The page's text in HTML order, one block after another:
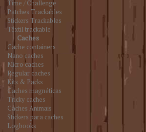
Time / Challenge
Patches Trackables
Stickers Trackables
Têxtil trackable
Caches
Cache containers
Nano caches
Micro caches
Regular caches
Kits & Packs
Caches magnéticas
Tricky caches
Caches Animais
Stickers para caches
Logbooks